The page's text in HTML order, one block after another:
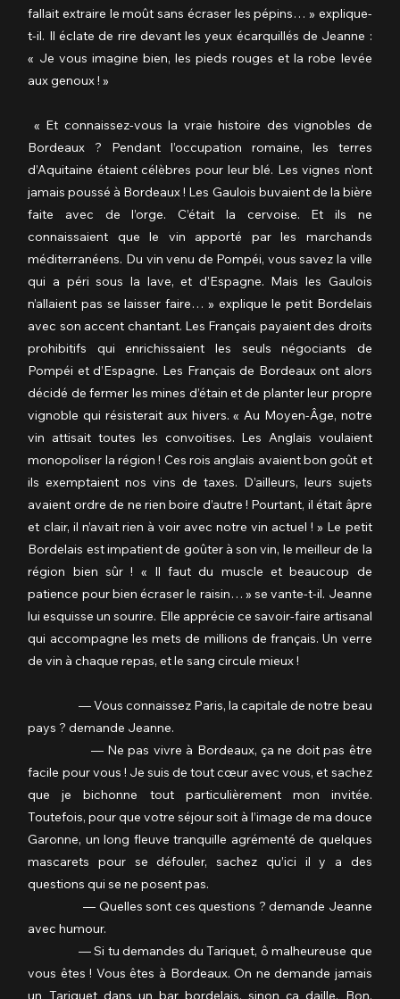
fallait extraire le moût sans écraser les pépins… » explique-
t-il. Il éclate de rire devant les yeux écarquillés de Jeanne :
« Je vous imagine bien, les pieds rouges et la robe levée
aux genoux ! »
« Et connaissez-vous la vraie histoire des vignobles de
Bordeaux ? Pendant l’occupation romaine, les terres
d’Aquitaine étaient célèbres pour leur blé. Les vignes n’ont
jamais poussé à Bordeaux ! Les Gaulois buvaient de la bière
faite avec de l’orge. C’était la cervoise. Et ils ne
connaissaient que le vin apporté par les marchands
méditerranéens. Du vin venu de Pompéi, vous savez la ville
qui a péri sous la lave, et d’Espagne. Mais les Gaulois
n’allaient pas se laisser faire… » explique le petit Bordelais
avec son accent chantant. Les Français payaient des droits
prohibitifs qui enrichissaient les seuls négociants de
Pompéi et d’Espagne. Les Français de Bordeaux ont alors
décidé de fermer les mines d’étain et de planter leur propre
vignoble qui résisterait aux hivers. « Au Moyen-Âge, notre
vin attisait toutes les convoitises. Les Anglais voulaient
monopoliser la région ! Ces rois anglais avaient bon goût et
ils exemptaient nos vins de taxes. D’ailleurs, leurs sujets
avaient ordre de ne rien boire d’autre ! Pourtant, il était âpre
et clair, il n’avait rien à voir avec notre vin actuel ! » Le petit
Bordelais est impatient de goûter à son vin, le meilleur de la
région bien sûr ! « Il faut du muscle et beaucoup de
patience pour bien écraser le raisin… » se vante-t-il. Jeanne
lui esquisse un sourire. Elle apprécie ce savoir-faire artisanal
qui accompagne les mets de millions de français. Un verre
de vin à chaque repas, et le sang circule mieux !
— Vous connaissez Paris, la capitale de notre beau
pays ? demande Jeanne.
— Ne pas vivre à Bordeaux, ça ne doit pas être
facile pour vous ! Je suis de tout cœur avec vous, et sachez
que je bichonne tout particulièrement mon invitée.
Toutefois, pour que votre séjour soit à l’image de ma douce
Garonne, un long fleuve tranquille agrémenté de quelques
mascarets pour se défouler, sachez qu’ici il y a des
questions qui se ne posent pas.
— Quelles sont ces questions ? demande Jeanne
avec humour.
— Si tu demandes du Tariquet, ô malheureuse que
vous êtes ! Vous êtes à Bordeaux. On ne demande jamais
un Tariquet dans un bar bordelais, sinon ça daille. Bon,